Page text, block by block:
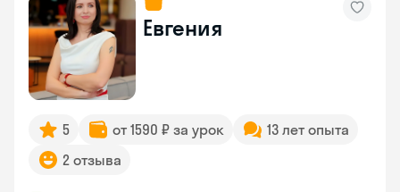
Евгения
5 от 1590 ₽ за урок
13 лет опыта
2 отзыва